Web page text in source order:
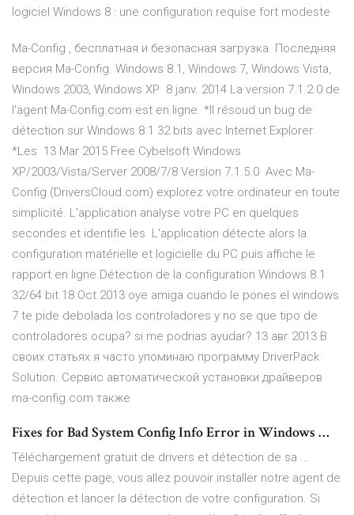
logiciel Windows 8 : une configuration requise fort modeste
Ma-Config , бесплатная и безопасная загрузка. Последняя
версия Ma-Config. Windows 8.1, Windows 7, Windows Vista,
Windows 2003, Windows XP 8 janv. 2014 La version 7.1.2.0 de
l'agent Ma-Config.com est en ligne. *Il résoud un bug de
détection sur Windows 8.1 32 bits avec Internet Explorer
*Les 13 Mar 2015 Free Cybelsoft Windows
XP/2003/Vista/Server 2008/7/8 Version 7.1.5.0 Avec Ma-
Config (DriversCloud.com) explorez votre ordinateur en toute
simplicité. L'application analyse votre PC en quelques
secondes et identifie les L'application détecte alors la
configuration matérielle et logicielle du PC puis affiche le
rapport en ligne Détection de la configuration Windows 8.1
32/64 bit 18 Oct 2013 oye amiga cuando le pones el windows
7 te pide debolada los controladores y no se que tipo de
controladores ocupa? si me podrias ayudar? 13 авг 2013 В
своих статьях я часто упоминаю программу DriverPack
Solution. Сервис автоматической установки драйверов
ma-config.com также
Fixes for Bad System Config Info Error in Windows …
Téléchargement gratuit de drivers et détection de sa ...
Depuis cette page, vous allez pouvoir installer notre agent de
détection et lancer la détection de votre configuration. Si